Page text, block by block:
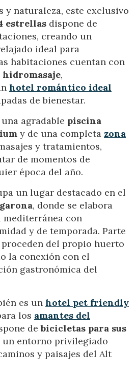
y naturaleza, este exclusivo
estrellas dispone de
creando un
ideal para
habitaciones cuentan con
hidromasaje,
hotel romántico ideal
de bienestar.
agradable piscina
y de una completa zona
y tratamientos,
de momentos de
época del año.
un lugar destacado en el
, donde se elabora
con
y de temporada. Parte
del propio huerto
la conexión con el
gastronómica del
es un hotel pet friendly
los amantes del
debicicletas para sus
un entorno privilegiado
y paisajes del Alt
Siempre activas
propias para recopilar
de mejorar nuestros servicios.
la aceptación de la
El usuario tiene la posibilidad
pudiendo, si así lo desea,
en su disco duro, aunque
dicha acción podrá ocasionar
y análisis del
de este sitio web. La
este tipo de cookies se
la actividad de la web para la
navegación de los usuarios con
en función del análisis de los
los usuarios del servicio. Permiten
preferencia del usuario para
servicios y para ofrecer una
de productos recomendados.
para almacenar información
elecciones personales del usuario
continuada de sus hábitos de
podemos conocer los hábitos
web y mostrar publicidad
de navegación del usuario.